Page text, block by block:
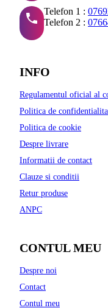
Telefon 1 :
Telefon 2 :
INFO
Regulamentul oficial al
Politica de
Politica de cookie
Despre livrare
Informatii de contact
Clauze si conditii
Retur produse
ANPC
CONTUL MEU
Despre noi
Contact
Contul meu